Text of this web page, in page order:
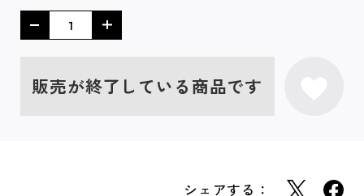
販売が終了している商品です
シェアする：